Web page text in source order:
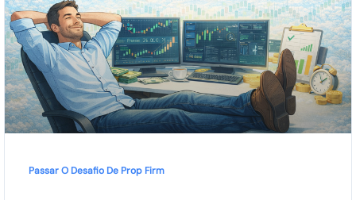
Passar O Desafio De Prop Firm